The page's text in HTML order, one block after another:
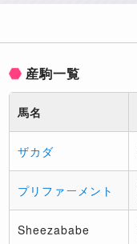
産駒一覧
馬名
ザカダ
プリファーメント
Sheezababe